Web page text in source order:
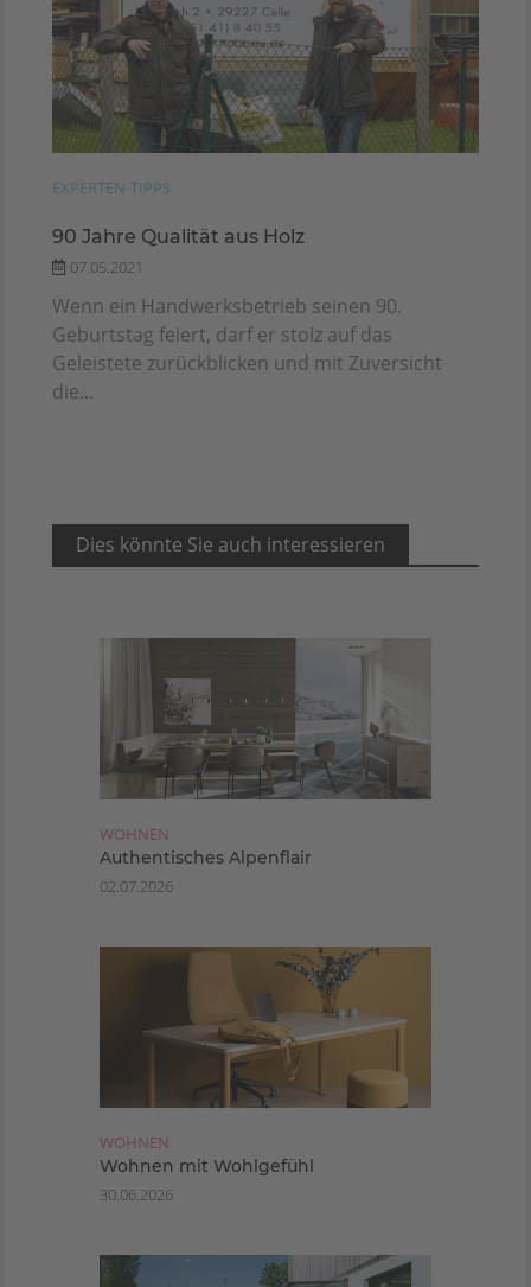
EXPERTEN-TIPPS
90 Jahre Qualität aus Holz
07.05.2021
Wenn ein Handwerksbetrieb seinen 90.
Geburtstag feiert, darf er stolz auf das
Geleistete zurückblicken und mit Zuversicht
die...
Dies könnte Sie auch interessieren
WOHNEN
Authentisches Alpenflair
02.07.2026
WOHNEN
Wohnen mit Wohlgefühl
30.06.2026